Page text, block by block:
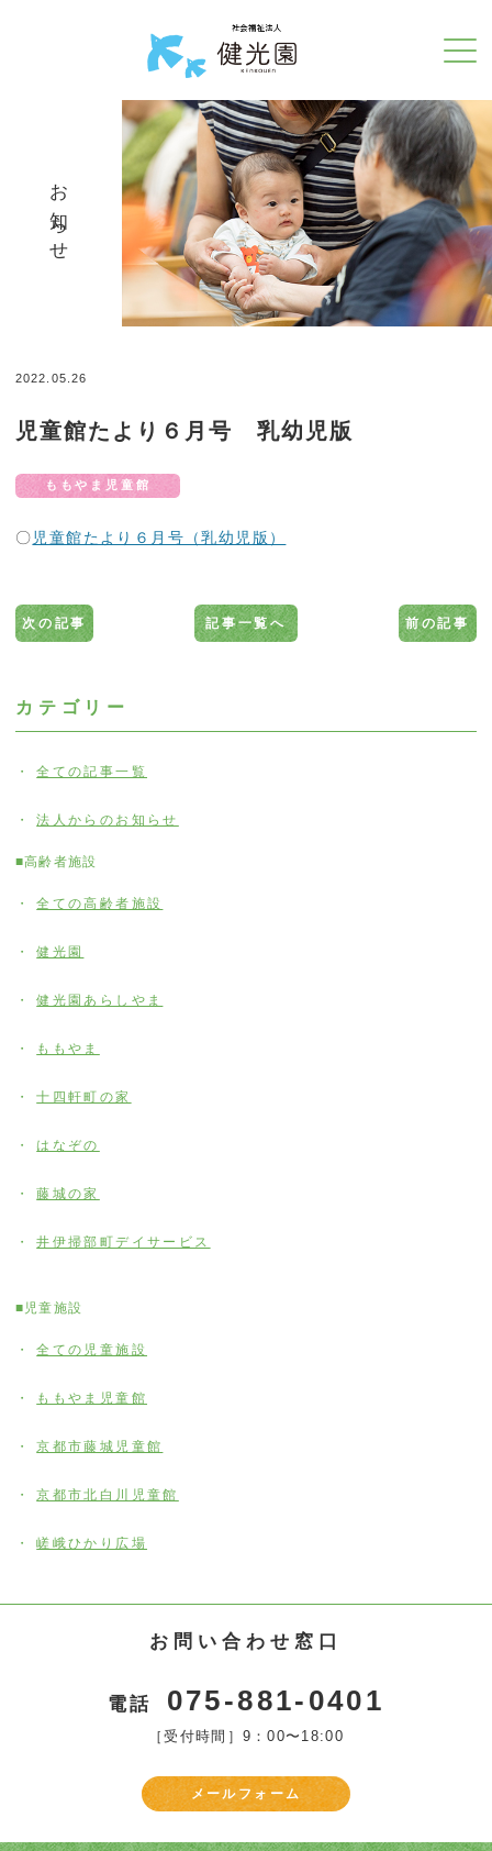
お知らせ
2022.05.26
児童館たより６月号 乳幼児版
ももやま児童館
〇児童館たより６月号（乳幼児版）
次の記事 記事一覧へ 前の記事
カテゴリー
全ての記事一覧
法人からのお知らせ
■高齢者施設
全ての高齢者施設
健光園
健光園あらしやま
ももやま
十四軒町の家
はなぞの
藤城の家
井伊掃部町デイサービス
■児童施設
全ての児童施設
ももやま児童館
京都市藤城児童館
京都市北白川児童館
嵯峨ひかり広場
お問い合わせ窓口
電話 075-881-0401
［受付時間］9：00〜18:00
メールフォーム